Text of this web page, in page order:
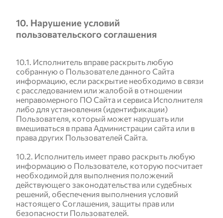
10. Нарушение условий
пользовательского соглашения
10.1. Исполнитель вправе раскрыть любую
собранную о Пользователе данного Сайта
информацию, если раскрытие необходимо в связи
с расследованием или жалобой в отношении
неправомерного ПО Сайта и сервиса Исполнителя
либо для установления (идентификации)
Пользователя, который может нарушать или
вмешиваться в права Администрации сайта или в
права других Пользователей Сайта.
10.2. Исполнитель имеет право раскрыть любую
информацию о Пользователе, которую посчитает
необходимой для выполнения положений
действующего законодательства или судебных
решений, обеспечения выполнения условий
настоящего Соглашения, защиты прав или
безопасности Пользователей.